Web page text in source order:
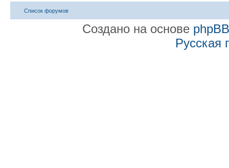
Список форумов
Создано на основе phpBB
Русская